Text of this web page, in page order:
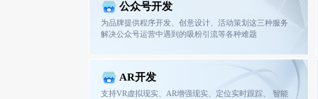
公众号开发
为品牌提供程序开发、创意设计、活动策划这三种服务
解决公众号运营中遇到的吸粉引流等各种难题
AR开发
支持VR虚拟现实、AR增强现实、定位实时跟踪、 智能